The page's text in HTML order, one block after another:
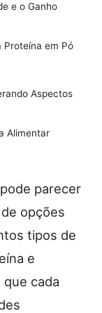
e o Ganho
Proteína em Pó
Aspectos
Alimentar
parecer
opções
tipos de
e
cada